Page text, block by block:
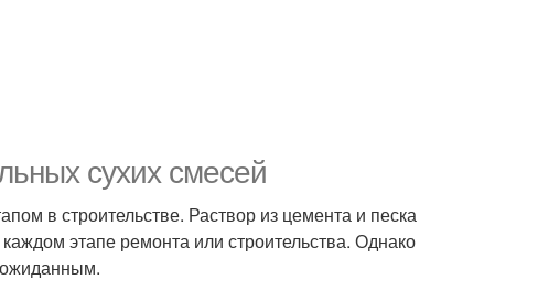
сухих смесей
в строительстве. Раствор из цемента и песка
этапе ремонта или строительства. Однако